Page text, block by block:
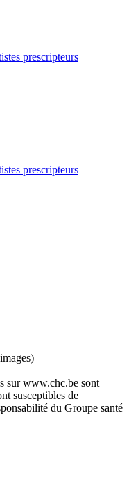
prescripteurs
prescripteurs
sur www.chc.be sont
susceptibles de
du Groupe santé